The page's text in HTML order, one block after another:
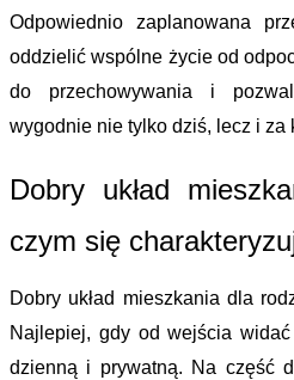
Odpowiednio zaplanowana
oddzielić wspólne życie od
do przechowywania i
wygodnie nie tylko dziś, lecz i za
Dobry układ
czym się
Dobry układ mieszkania dla
Najlepiej, gdy od wejścia
dzienną i prywatną. Na część